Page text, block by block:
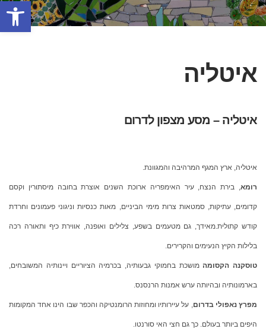
פתח
איטליה
איטליה – מסע מצפון לדרום
איטליה, ארץ המגף המרהיבה והמגוונת.
רומא, בירת הנצח, עיר האימפריה ארוכת השנים אוצרת בחובה מיסתורין וקסם
קדומים, עתיקות, סמטאות צרות מימי הביניים, מאות כנסיות וניגוני פעמונים וחרדת
קודש קתולית.מאידך, גם מטעמים בשפע, צלילים ואופנה, אווירת כיף ותאורה רכה
בלילות הקיץ הנעימים והקרירים.
טוסקנה הקסומה מושכת בחמוקי גבעותיה, בכרמיה הציוריים ויינותיה המשובחים,
בארמונותיה ובהיותה ערש אמנות הרנסנס.
מפרץ נאפולי בדרום, על עיירותיו ומחוזות הרומנטיקה והכפר שבו הינו אחד המקומות
היפים ביותר בעולם. כך גם חצי האי סורנטו.